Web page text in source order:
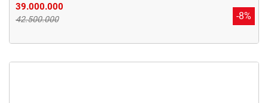
39.000.000
42.500.000 -8%